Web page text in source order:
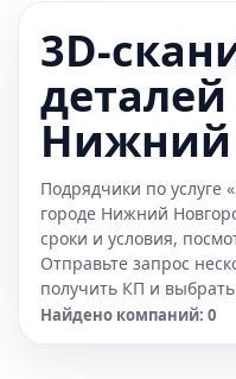
О сервисе
3D-
деталей
Нижний
Подрядчики по услуге
городе Нижний
сроки и условия,
Отправьте запрос
получить КП и
Найдено компаний: 0